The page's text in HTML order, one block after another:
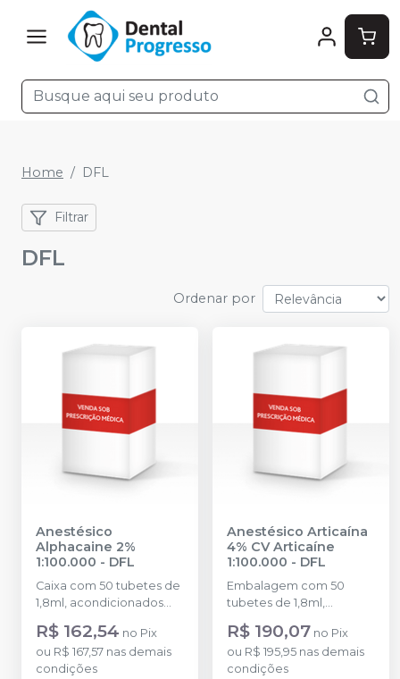
Home DFL
Filtrar
DFL
Ordenar por
Anestésico
Alphacaine 2%
1:100.000 - DFL
Caixa com 50 tubetes de
1,8ml, acondicionados
em blisters lacrados com
10 tubetes cada.
R$ 162,54 no Pix
ou R$ 167,57 nas demais
condições
Anestésico Articaína
4% CV Articaíne
1:100.000 - DFL
Embalagem com 50
tubetes de 1,8ml,
acondicionados em
blisters lacrados com 10
tubetes cada. Cloridrato
de Articaína com
R$ 190,07 no Pix
ou R$ 195,95 nas demais
condições